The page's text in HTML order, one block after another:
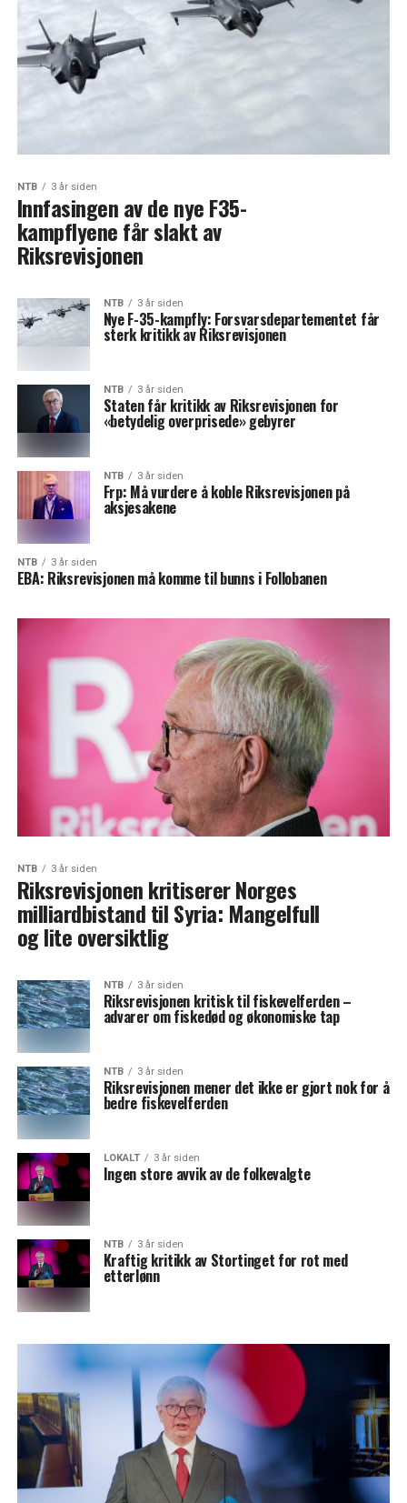
NTB 3 år siden
Innfasingen av de nye F35-
kampflyene får slakt av
Riksrevisjonen
NTB 3 år siden
Nye F-35-kampfly: Forsvarsdepartementet får
sterk kritikk av Riksrevisjonen
NTB 3 år siden
Staten får kritikk av Riksrevisjonen for
«betydelig overprisede» gebyrer
NTB 3 år siden
Frp: Må vurdere å koble Riksrevisjonen på
aksjesakene
NTB 3 år siden
EBA: Riksrevisjonen må komme til bunns i Follobanen
NTB 3 år siden
Riksrevisjonen kritiserer Norges
milliardbistand til Syria: Mangelfull
og lite oversiktlig
NTB 3 år siden
Riksrevisjonen kritisk til fiskevelferden –
advarer om fiskedød og økonomiske tap
NTB 3 år siden
Riksrevisjonen mener det ikke er gjort nok for å
bedre fiskevelferden
LOKALT 3 år siden
Ingen store avvik av de folkevalgte
NTB 3 år siden
Kraftig kritikk av Stortinget for rot med
etterlønn